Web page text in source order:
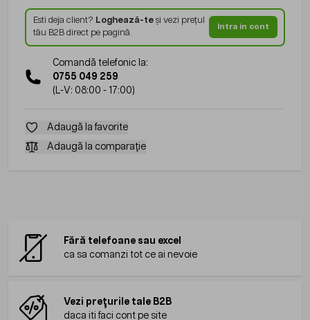
Esti deja client? Loghează-teși vezi prețul
tău B2B direct pe pagină.
Intra in cont
Comandă telefonic la:
0755 049 259
(L-V: 08:00 - 17:00)
Adaugă la favorite
Adaugă la comparație
Fără telefoane sau excel
ca sa comanzi tot ce ai nevoie
Vezi prețurile tale B2B
daca iti faci cont pe site